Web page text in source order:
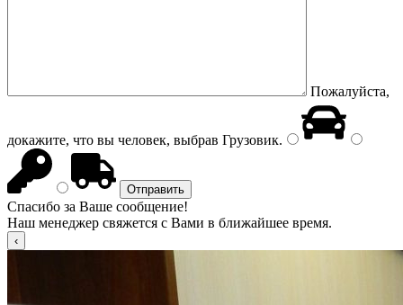
Пожалуйста,
докажите, что вы человек, выбрав Грузовик.
Спасибо за Ваше сообщение!
Наш менеджер свяжется с Вами в ближайшее время.